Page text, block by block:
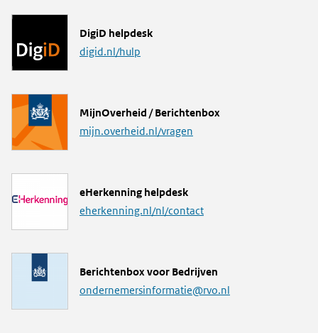
L
i
DigiD helpdesk
digid.nl/hulp
L
i
MijnOverheid / Berichtenbox
mijn.overheid.nl/vragen
L
i
eHerkenning helpdesk
eherkenning.nl/nl/contact
M
a
Berichtenbox voor Bedrijven
ondernemersinformatie@rvo.nl